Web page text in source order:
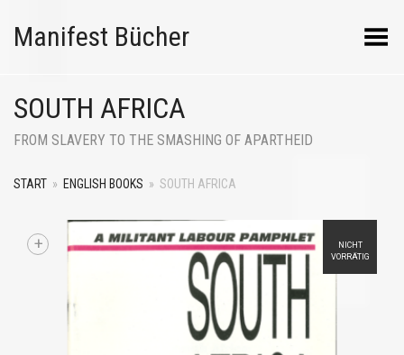
Manifest Bücher Menü umschalten
SOUTH AFRICA
FROM SLAVERY TO THE SMASHING OF APARTHEID
START » ENGLISH BOOKS » SOUTH AFRICA
NICHT
VORRÄTIG
+